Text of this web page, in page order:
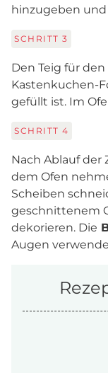
hinzugeben und
SCHRITT 3
Den Teig für
Kastenkuchen-
gefüllt ist. Im
SCHRITT 4
Nach Ablauf der
dem Ofen
Scheiben
geschnittenem
dekorieren. Die
Augen